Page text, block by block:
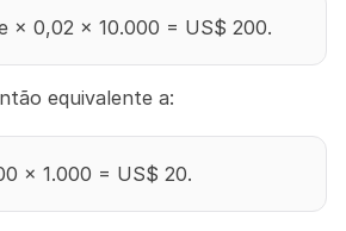
× 0,02 × 10.000 = US$ 200.
equivalente a:
× 1.000 = US$ 20.